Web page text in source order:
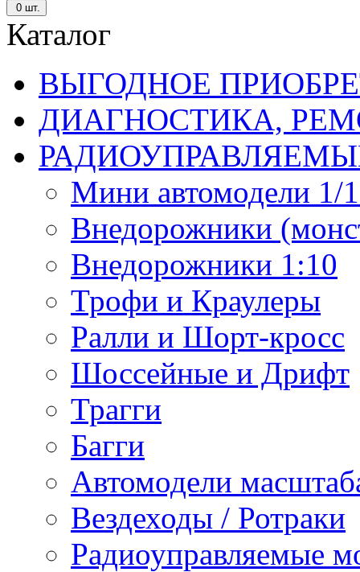
0 шт.
Каталог
ВЫГОДНОЕ
ДИАГНОСТИКА,
Мини автомодели 1/
Внедорожники
Внедорожники 1:10
Трофи и Краулеры
Ралли и Шорт-кросс
Шоссейные и Дрифт
Трагги
Багги
Автомодели
Вездеходы / Ротраки
Радиоуправляемые